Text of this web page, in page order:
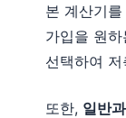
본 계산기
가입을 원
선택하여
또한, 일반